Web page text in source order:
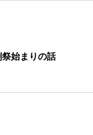
祭始まりの話